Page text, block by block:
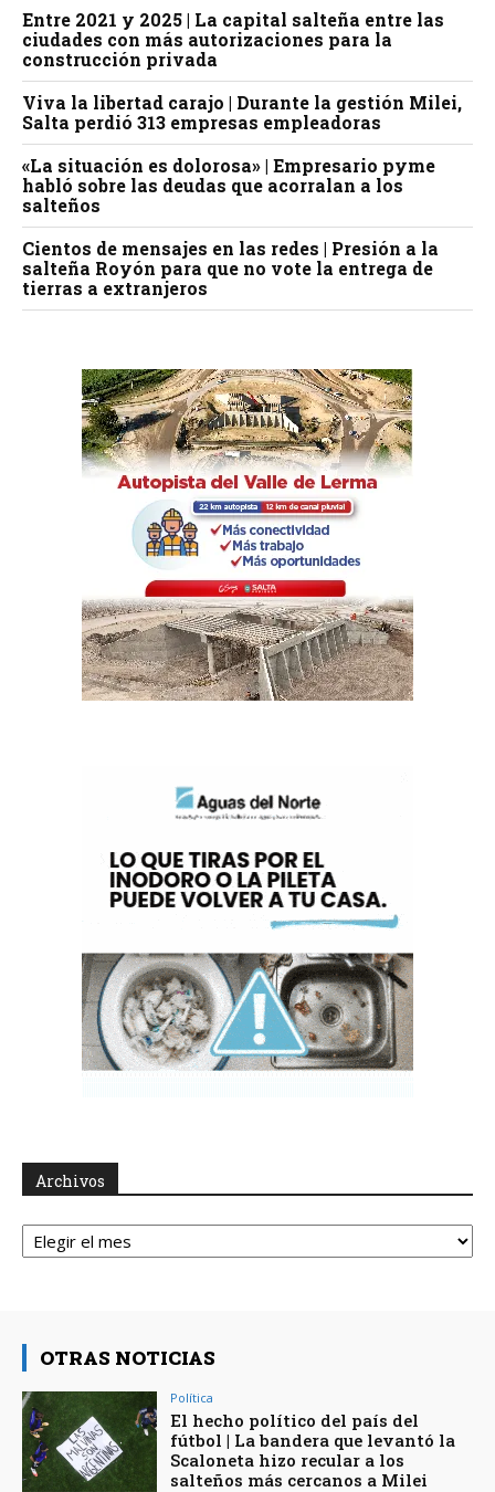
Entre 2021 y 2025 | La capital salteña entre las
ciudades con más autorizaciones para la
construcción privada
Viva la libertad carajo | Durante la gestión Milei,
Salta perdió 313 empresas empleadoras
«La situación es dolorosa» | Empresario pyme
habló sobre las deudas que acorralan a los
salteños
Cientos de mensajes en las redes | Presión a la
salteña Royón para que no vote la entrega de
tierras a extranjeros
Archivos
Archivos
OTRAS NOTICIAS
Política
El hecho político del país del
fútbol | La bandera que levantó la
Scaloneta hizo recular a los
salteños más cercanos a Milei